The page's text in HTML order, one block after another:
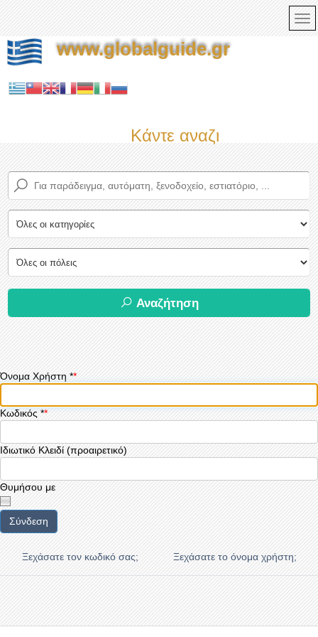
www.globalguide.gr
Κάντε αναζήτηση τώρα
Αναζήτηση
Όνομα Χρήστη *
Κωδικός*
Ιδιωτικό Κλειδί (προαιρετικό)
Θυμήσου με
Σύνδεση
Ξεχάσατε τον κωδικό σας; Ξεχάσατε το όνομα χρήστη;